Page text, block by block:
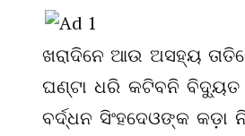
ଖରାଦିନେ ଆଉ ଅସହ୍ୟ
ଘଣ୍ଟା ଧରି କଟିବନି ବିଦ୍ୟୁତ
ବର୍ଦ୍ଧନ ସିଂହଦେଓଙ୍କ କଡ଼ା